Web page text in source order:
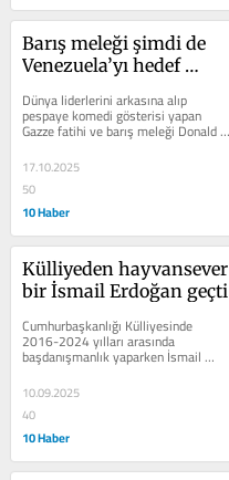
Barış meleği şimdi de
Venezuela’yı hedef
Dünya liderlerini arkasına alıp
pespaye komedi gösterisi yapan
Gazze fatihi ve barış meleği Donald
Trump daha aradan bir kaç gün
geçmeden bu...
17.10.2025
50
10 Haber
Külliyeden hayvansever
bir İsmail Erdoğan geçti
Cumhurbaşkanlığı Külliyesinde
2016-2024 yılları arasında
başdanışmanlık yaparken İsmail
Erdoğan adında iyilik sever, düşenin
dostu,...
10.09.2025
40
10 Haber